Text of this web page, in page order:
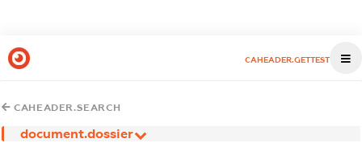
CAHEADER.GETTEST
CAHEADER.SEARCH
document.dossier